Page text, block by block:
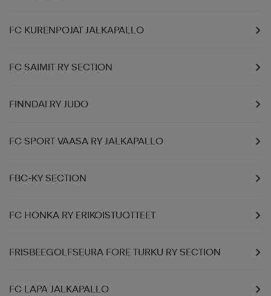
FC KURENPOJAT JALKAPALLO
FC SAIMIT RY SECTION
FINNDAI RY JUDO
FC SPORT VAASA RY JALKAPALLO
FBC-KY SECTION
FC HONKA RY ERIKOISTUOTTEET
FRISBEEGOLFSEURA FORE TURKU RY SECTION
FC LAPA JALKAPALLO